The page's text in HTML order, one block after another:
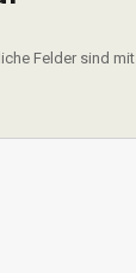
Felder sind mit